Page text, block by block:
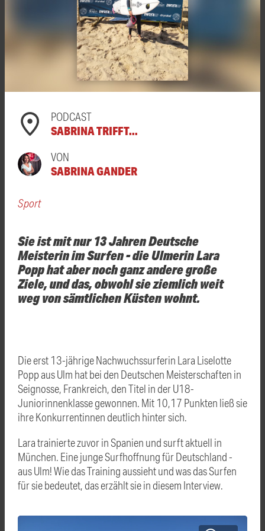
PODCAST
SABRINA TRIFFT...
VON
SABRINA GANDER
Sport
Sie ist mit nur 13 Jahren Deutsche
Meisterin im Surfen - die Ulmerin Lara
Popp hat aber noch ganz andere große
Ziele, und das, obwohl sie ziemlich weit
weg von sämtlichen Küsten wohnt.
Die erst 13-jährige Nachwuchssurferin Lara Liselotte
Popp aus Ulm hat bei den Deutschen Meisterschaften in
Seignosse, Frankreich, den Titel in der U18-
Juniorinnenklasse gewonnen. Mit 10,17 Punkten ließ sie
ihre Konkurrentinnen deutlich hinter sich.
Lara trainierte zuvor in Spanien und surft aktuell in
München. Eine junge Surfhoffnung für Deutschland -
aus Ulm! Wie das Training aussieht und was das Surfen
für sie bedeutet, das erzählt sie in diesem Interview.